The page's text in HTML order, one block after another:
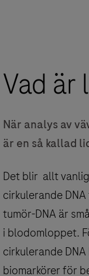
Vad är
När analys av
är en så kallad
Det blir allt
cirkulerande
tumör-DNA är
i blodomloppet.
cirkulerande
biomarkörer för